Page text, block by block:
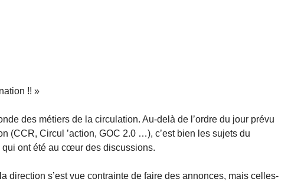
!! »
des métiers de la circulation. Au-delà de l’ordre du jour prévu
(CCR, Circul ’action, GOC 2.0 …), c’est bien les sujets du
ont été au cœur des discussions.
direction s’est vue contrainte de faire des annonces, mais celles-